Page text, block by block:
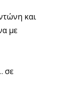
και
με
σε